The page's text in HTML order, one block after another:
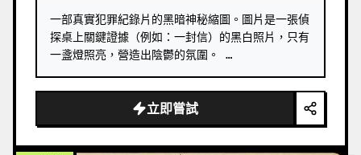
一部真實犯罪紀錄片的黑暗神秘縮圖。圖片是一張偵
探桌上關鍵證據（例如：一封信）的黑白照片，只有
一盞燈照亮，營造出陰鬱的氛圍。 …
立即嘗試